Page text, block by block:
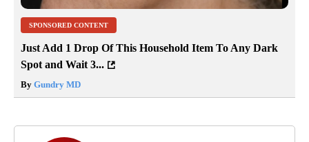
SPONSORED CONTENT
Just Add 1 Drop Of This Household Item To Any Dark
Spot and Wait 3...
By Gundry MD